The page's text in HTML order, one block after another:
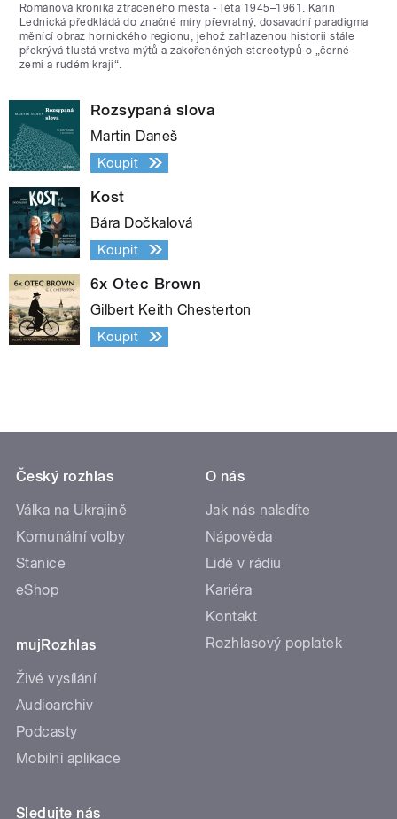
Románová kronika ztraceného města - léta 1945–1961. Karin
Lednická předkládá do značné míry převratný, dosavadní paradigma
měnící obraz hornického regionu, jehož zahlazenou historii stále
překrývá tlustá vrstva mýtů a zakořeněných stereotypů o „černé
zemi a rudém kraji“.
Rozsypaná slova
Martin Daneš
Koupit
Kost
Bára Dočkalová
Koupit
6x Otec Brown
Gilbert Keith Chesterton
Koupit
Český rozhlas
Válka na Ukrajině
Komunální volby
Stanice
eShop
mujRozhlas
Živé vysílání
Audioarchiv
Podcasty
Mobilní aplikace
O nás
Jak nás naladíte
Nápověda
Lidé v rádiu
Kariéra
Kontakt
Rozhlasový poplatek
Sledujte nás